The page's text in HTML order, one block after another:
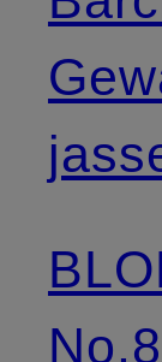
No.8